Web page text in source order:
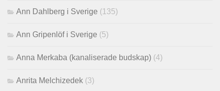
Ann Dahlberg i Sverige (135)
Ann Gripenlöf i Sverige (5)
Anna Merkaba (kanaliserade budskap) (4)
Anrita Melchizedek (3)